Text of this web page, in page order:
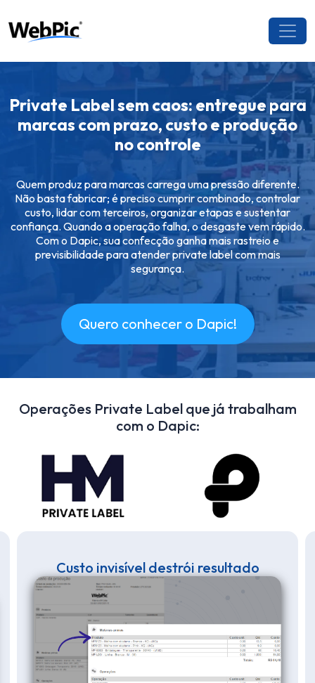
Private Label sem caos: entregue para
marcas com prazo, custo e produção
no controle
Quem produz para marcas carrega uma pressão diferente.
Não basta fabricar; é preciso cumprir combinado, controlar
custo, lidar com terceiros, organizar etapas e sustentar
confiança. Quando a operação falha, o desgaste vem rápido.
Com o Dapic, sua confecção ganha mais rastreio e
previsibilidade para atender private label com mais
segurança.
Quero conhecer o Dapic!
Operações Private Label que já trabalham
com o Dapic:
Custo invisível destrói resultado